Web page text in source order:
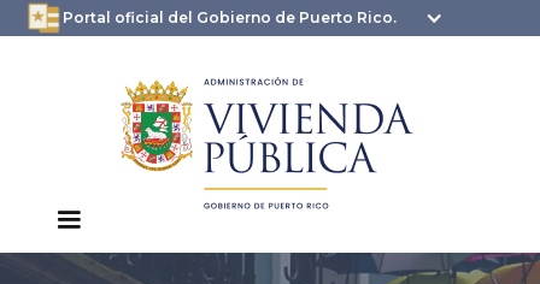
Portal oficial del Gobierno de Puerto Rico.
oficial.pr.gov
seguros .pr.gov usan
HTTPS